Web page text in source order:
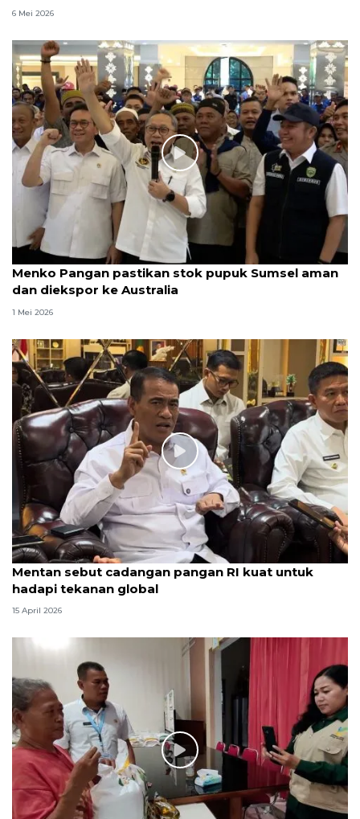
6 Mei 2026
Menko Pangan pastikan stok pupuk Sumsel aman
dan diekspor ke Australia
1 Mei 2026
Mentan sebut cadangan pangan RI kuat untuk
hadapi tekanan global
15 April 2026